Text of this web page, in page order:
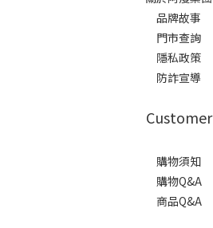
品牌故事
門市查詢
隱私政策
防詐宣導
Customer
購物須知
購物Q&A
商品Q&A